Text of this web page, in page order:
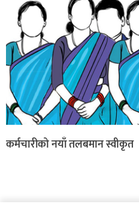
कर्मचारीको नयाँ तलबमान स्वीकृत